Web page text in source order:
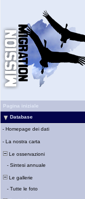
Pagina iniziale
Database
- Homepage dei dati
- La nostra carta
Le osservazioni
- Sintesi annuale
Le gallerie
- Tutte le foto